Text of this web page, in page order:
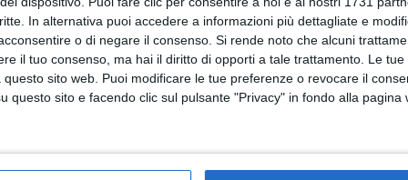
In alternativa puoi accedere a informazioni più dettagliate e
o di negare il consenso. Si rende noto che alcuni
il tuo consenso, ma hai il diritto di opporti a tale trattamento. Le
sito web. Puoi modificare le tue preferenze o revocare il
questo sito e facendo clic sul pulsante "Privacy" in fondo alla pagina
6 AGOSTO 2026
Alga tossica, ARPA conferma
Bandiera Bianca e valori nella
norma per Bisceglie